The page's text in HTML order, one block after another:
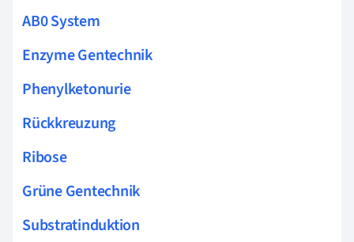
AB0 System
Enzyme Gentechnik
Phenylketonurie
Rückkreuzung
Ribose
Grüne Gentechnik
Substratinduktion